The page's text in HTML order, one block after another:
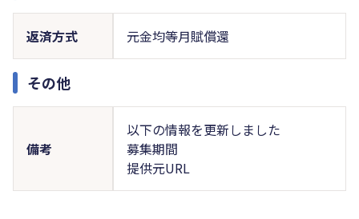
返済方式 元金均等月賦償還
その他
備考
以下の情報を更新しました
募集期間
提供元URL